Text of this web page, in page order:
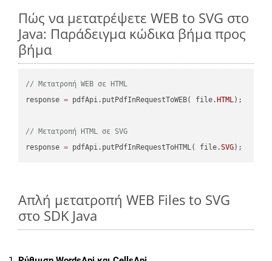
Πώς να μετατρέψετε WEB to SVG στο
Java: Παράδειγμα κώδικα βήμα προς
βήμα
// Μετατροπή WEB σε HTML
response = pdfApi.putPdfInRequestToWEB( file. HTML);
// Μετατροπή HTML σε SVG
response = pdfApi.putPdfInRequestToHTML( file.SVG
Απλή μετατροπή WEB Files to SVG
στο SDK Java